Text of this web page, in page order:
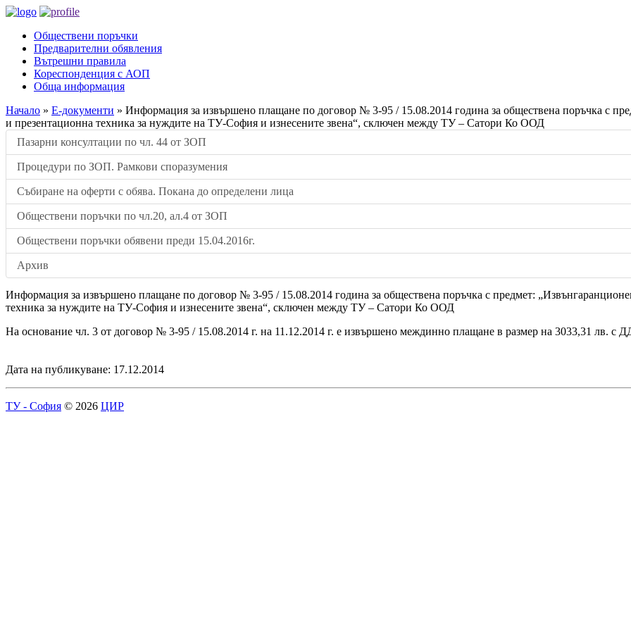
Обществени поръчки
Предварителни обявления
Вътрешни правила
Кореспонденция с АОП
Обща информация
Начало » Е-документи » Информация за извършено плащане по договор № 3-95 / 15.08.2014 година за обществена поръчка с
и презентационна техника за нуждите на ТУ-София и изнесените звена“, сключен между ТУ – Сатори Ко ООД
Пазарни консултации по чл. 44 от ЗОП
Процедури по ЗОП. Рамкови споразумения
Събиране на оферти с обява. Покана до определени лица
Обществени поръчки по чл.20, ал.4 от ЗОП
Обществени поръчки обявени преди 15.04.2016г.
Архив
Информация за извършено плащане по договор № 3-95 / 15.08.2014 година за обществена поръчка с предмет:
техника за нуждите на ТУ-София и изнесените звена“, сключен между ТУ – Сатори Ко ООД
На основание чл. 3 от договор № 3-95 / 15.08.2014 г. на 11.12.2014 г. е извършено междинно плащане в размер на 3033,31 лв. с
Дата на публикуване: 17.12.2014
ТУ - София © 2026 ЦИР